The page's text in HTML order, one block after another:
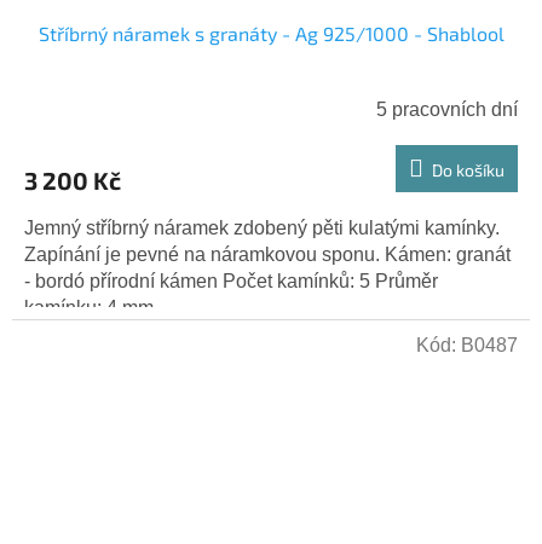
Stříbrný náramek s granáty - Ag 925/1000 - Shablool
5 pracovních dní
3 200 Kč Do košíku
Jemný stříbrný náramek zdobený pěti kulatými kamínky.
Zapínání je pevné na náramkovou sponu. Kámen: granát
- bordó přírodní kámen Počet kamínků: 5 Průměr
kamínku: 4 mm...
Kód: B0487